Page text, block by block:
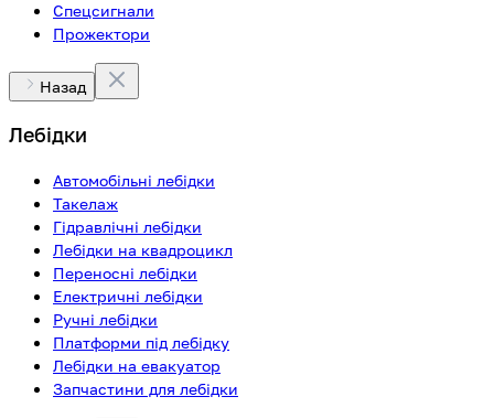
Спецсигнали
Прожектори
Назад
Лебідки
Автомобільні лебідки
Такелаж
Гідравлічні лебідки
Лебідки на квадроцикл
Переносні лебідки
Електричні лебідки
Ручні лебідки
Платформи під лебідку
Лебідки на евакуатор
Запчастини для лебідки